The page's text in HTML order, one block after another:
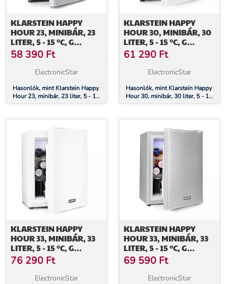
KLARSTEIN HAPPY
HOUR 23, MINIBÁR, 23
LITER, 5 - 15 °C, G
ENERGIAHATÉKONYSÁGI
OSZTÁLY, CSENDES, 23
DB, LED VILÁGÍTÁS,
58 390 Ft
ElectronicStar
Hasonlók, mint Klarstein Happy
Hour 23, minibár, 23 liter, 5 - 15
°C, G energiahatékonysági
világítás, ezüst
KLARSTEIN HAPPY
HOUR 30, MINIBÁR, 30
LITER, 5 - 15 °C, G
ENERGIAHATÉKONYSÁGI
OSZTÁLY, CSENDES, 25
DB, LED VILÁGÍTÁS,
61 290 Ft
ElectronicStar
Hasonlók, mint Klarstein Happy
Hour 30, minibár, 30 liter, 5 - 15
°C, G energiahatékonysági
világítás, fehér
KLARSTEIN HAPPY
HOUR 33, MINIBÁR, 33
LITER, 5 - 15 °C, G
ENERGIAHATÉKONYSÁGI
OSZTÁLY, CSENDES, 25
DB, LED VILÁGÍTÁS,
76 290 Ft
ElectronicStar
KLARSTEIN HAPPY
HOUR 33, MINIBÁR, 33
LITER, 5 - 15 °C, G
ENERGIAHATÉKONYSÁGI
OSZTÁLY, CSENDES, 25
DB, LED VILÁGÍTÁS,
69 590 Ft
ElectronicStar